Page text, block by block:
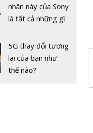
‘bùng nổ’
nhân này của Sony
là tất cả những gì
sót qua mùa hè
nóng nực
5G thay đổi tương
lai của bạn như
thế nào?